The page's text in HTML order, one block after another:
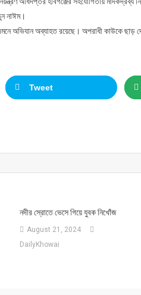
নাঈম।
অভিযান অব্যাহত রয়েছে। অপরাধী কাউকে ছাড়
Tweet
নদীর স্রোতে ভেসে গিয়ে যুবক নিখোঁজ
August 21, 2024
DailyKhowai